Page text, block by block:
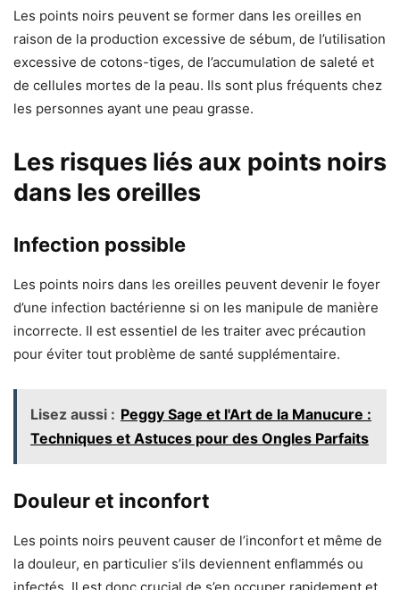
Les points noirs peuvent se former dans les oreilles en
raison de la production excessive de sébum, de l’utilisation
excessive de cotons-tiges, de l’accumulation de saleté et
de cellules mortes de la peau. Ils sont plus fréquents chez
les personnes ayant une peau grasse.
Les risques liés aux points noirs
dans les oreilles
Infection possible
Les points noirs dans les oreilles peuvent devenir le foyer
d’une infection bactérienne si on les manipule de manière
incorrecte. Il est essentiel de les traiter avec précaution
pour éviter tout problème de santé supplémentaire.
Lisez aussi : Peggy Sage et l'Art de la Manucure :
Techniques et Astuces pour des Ongles Parfaits
Douleur et inconfort
Les points noirs peuvent causer de l’inconfort et même de
la douleur, en particulier s’ils deviennent enflammés ou